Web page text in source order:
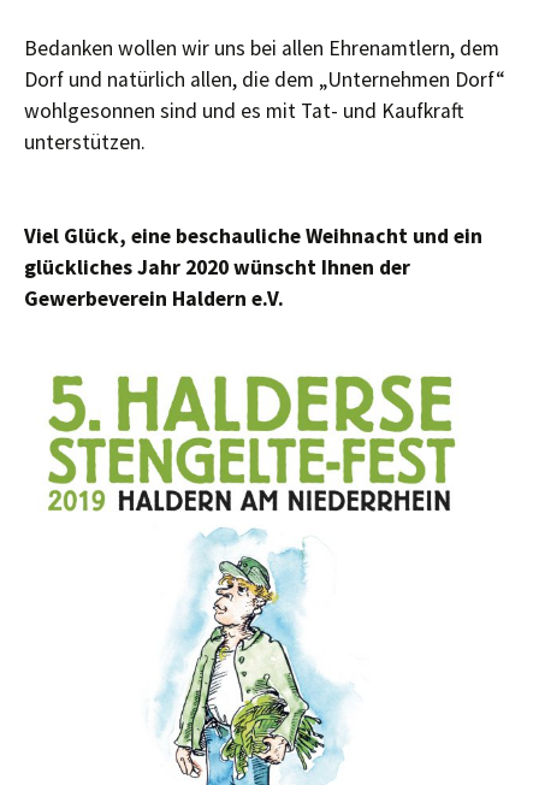
Bedanken wollen wir uns bei allen Ehrenamtlern, dem
Dorf und natürlich allen, die dem „Unternehmen Dorf“
wohlgesonnen sind und es mit Tat- und Kaufkraft
unterstützen.
Viel Glück, eine beschauliche Weihnacht und ein
glückliches Jahr 2020 wünscht Ihnen der
Gewerbeverein Haldern e.V.